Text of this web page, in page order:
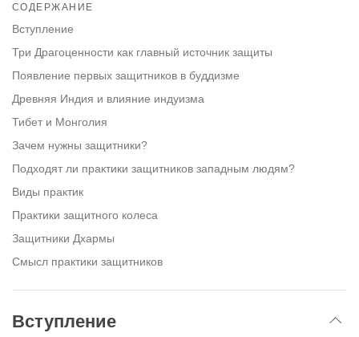
СОДЕРЖАНИЕ
Вступление
Три Драгоценности как главный источник защиты
Появление первых защитников в буддизме
Древняя Индия и влияние индуизма
Тибет и Монголия
Зачем нужны защитники?
Подходят ли практики защитников западным людям?
Виды практик
Практики защитного колеса
Защитники Дхармы
Смысл практики защитников
Вступление